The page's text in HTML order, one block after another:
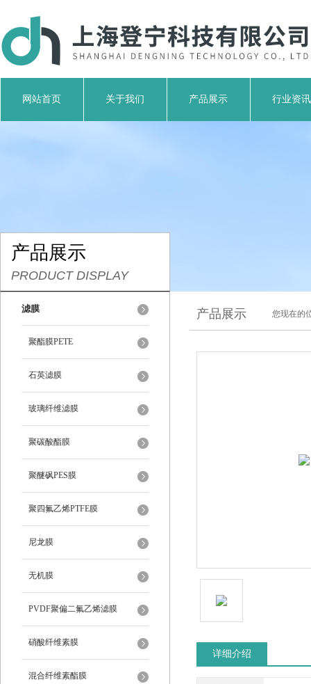
网站首页 关于我们 产品展示 行业资讯
产品展示
PRODUCT DISPLAY
滤膜
聚酯膜PETE
石英滤膜
玻璃纤维滤膜
聚碳酸酯膜
聚醚砜PES膜
聚四氟乙烯PTFE膜
尼龙膜
无机膜
PVDF聚偏二氟乙烯滤膜
硝酸纤维素膜
混合纤维素酯膜
产品展示 您现在的
详细介绍